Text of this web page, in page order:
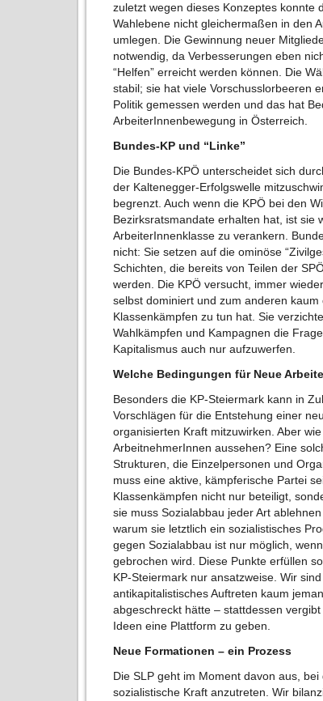
zuletzt wegen dieses Konzeptes konnte
Wahlebene nicht gleichermaßen in den
umlegen. Die Gewinnung neuer
notwendig, da Verbesserungen eben
“Helfen” erreicht werden können. Die
stabil; sie hat viele Vorschusslorbeeren
Politik gemessen werden und das hat
ArbeiterInnenbewegung in Österreich.
Bundes-KP und “Linke”
Die Bundes-KPÖ unterscheidet sich
der Kaltenegger-Erfolgswelle
begrenzt. Auch wenn die KPÖ bei den
Bezirksratsmandate erhalten hat, ist sie
ArbeiterInnenklasse zu verankern.
nicht: Sie setzen auf die ominöse
Schichten, die bereits von Teilen der
werden. Die KPÖ versucht, immer
selbst dominiert und zum anderen
Klassenkämpfen zu tun hat. Sie
Wahlkämpfen und Kampagnen die
Kapitalismus auch nur aufzuwerfen.
Welche Bedingungen für Neue
Besonders die KP-Steiermark kann in
Vorschlägen für die Entstehung einer
organisierten Kraft mitzuwirken. Aber
ArbeitnehmerInnen aussehen? Eine
Strukturen, die Einzelpersonen und
muss eine aktive, kämpferische Partei
Klassenkämpfen nicht nur beteiligt,
sie muss Sozialabbau jeder Art
warum sie letztlich ein sozialistisches
gegen Sozialabbau ist nur möglich,
gebrochen wird. Diese Punkte erfüllen
KP-Steiermark nur ansatzweise. Wir
antikapitalistisches Auftreten kaum
abgeschreckt hätte – stattdessen
Ideen eine Plattform zu geben.
Neue Formationen – ein Prozess
Die SLP geht im Moment davon aus,
sozialistische Kraft anzutreten. Wir